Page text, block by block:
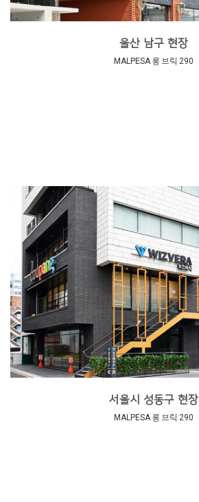
울산 남구 현장
MALPESA 롱 브릭 290
서울시 성동구 현장
MALPESA 롱 브릭 290